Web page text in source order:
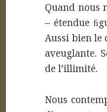
Quand nous
– étendue
Aussi bien le
aveuglante.
de l’illimité.
Nous